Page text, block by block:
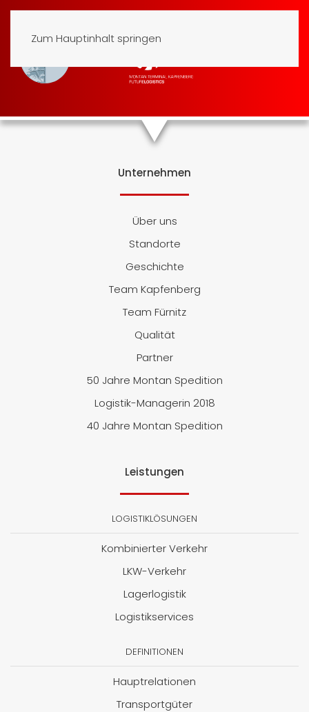
Zum Hauptinhalt springen
Unternehmen
Über uns
Standorte
Geschichte
Team Kapfenberg
Team Fürnitz
Qualität
Partner
50 Jahre Montan Spedition
Logistik-Managerin 2018
40 Jahre Montan Spedition
Leistungen
LOGISTIKLÖSUNGEN
Kombinierter Verkehr
LKW-Verkehr
Lagerlogistik
Logistikservices
DEFINITIONEN
Hauptrelationen
Transportgüter